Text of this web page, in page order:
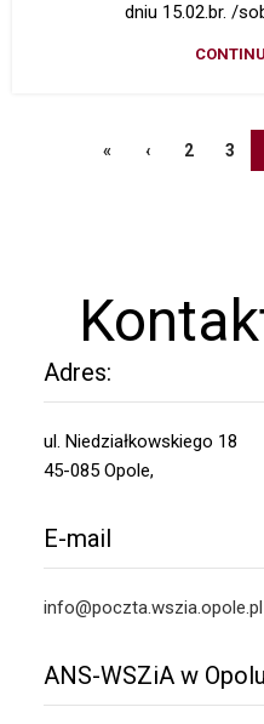
dniu 15.02.br. /
« ‹ 2 3
Adres:
ul. Niedziałkowskiego 18
45-085 Opole,
E-mail
info@poczta.wszia.opole.pl
ANS-WSZiA w Opolu